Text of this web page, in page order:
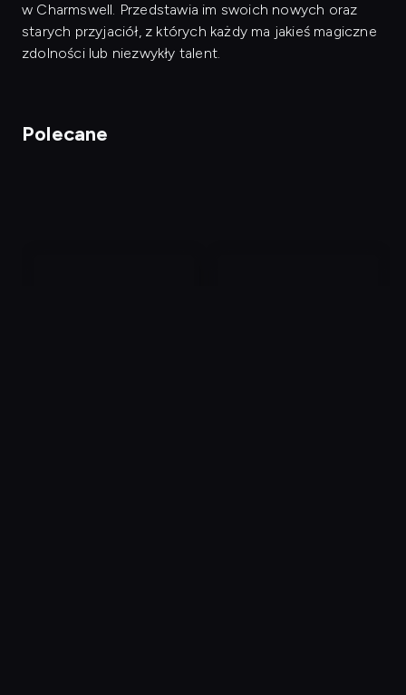
w Charmswell. Przedstawia im swoich nowych oraz
starych przyjaciół, z których każdy ma jakieś magiczne
zdolności lub niezwykły talent.
Polecane